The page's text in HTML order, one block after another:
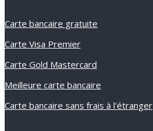
Carte bancaire gratuite
Carte Visa Premier
Carte Gold Mastercard
Meilleure carte bancaire
Carte bancaire sans frais à l'étranger